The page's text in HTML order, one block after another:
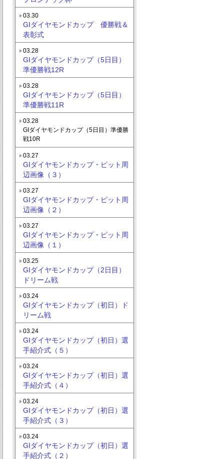
03.30
GIダイヤモンドカップ 優勝戦＆
表彰式
03.28
GIダイヤモンドカップ（5日目）
準優勝戦12R
03.28
GIダイヤモンドカップ（5日目）
準優勝戦11R
03.28
GIダイヤモンドカップ（5日目）準優勝
戦10R
03.27
GIダイヤモンドカップ・ピット周
辺画像（３）
03.27
GIダイヤモンドカップ・ピット周
辺画像（２）
03.27
GIダイヤモンドカップ・ピット周
辺画像（１）
03.25
GIダイヤモンドカップ（2日目）
ドリーム戦
03.24
GIダイヤモンドカップ（初日）ド
リーム戦
03.24
GIダイヤモンドカップ（初日）選
手紹介式（５）
03.24
GIダイヤモンドカップ（初日）選
手紹介式（４）
03.24
GIダイヤモンドカップ（初日）選
手紹介式（３）
03.24
GIダイヤモンドカップ（初日）選
手紹介式（２）